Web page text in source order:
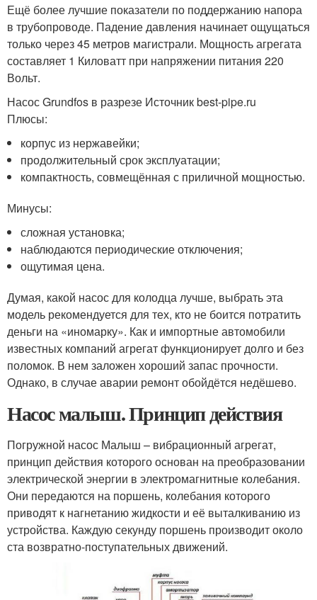
Ещё более лучшие показатели по поддержанию напора
в трубопроводе. Падение давления начинает ощущаться
только через 45 метров магистрали. Мощность агрегата
составляет 1 Киловатт при напряжении питания 220
Вольт.
Насос Grundfos в разрезе Источник best-pipe.ru
Плюсы:
корпус из нержавейки;
продолжительный срок эксплуатации;
компактность, совмещённая с приличной мощностью.
Минусы:
сложная установка;
наблюдаются периодические отключения;
ощутимая цена.
Думая, какой насос для колодца лучше, выбрать эта
модель рекомендуется для тех, кто не боится потратить
деньги на «иномарку». Как и импортные автомобили
известных компаний агрегат функционирует долго и без
поломок. В нем заложен хороший запас прочности.
Однако, в случае аварии ремонт обойдётся недёшево.
Насос малыш. Принцип действия
Погружной насос Малыш – вибрационный агрегат,
принцип действия которого основан на преобразовании
электрической энергии в электромагнитные колебания.
Они передаются на поршень, колебания которого
приводят к нагнетанию жидкости и её выталкиванию из
устройства. Каждую секунду поршень производит около
ста возвратно-поступательных движений.